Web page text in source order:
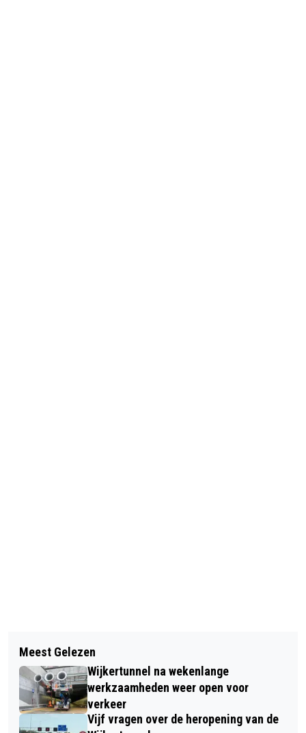
BIJZONDERE MOEDERDAGACTIE VOOR
STICHTING KIND & BRANDWOND
VERMISTE EN GEVONDEN DIEREN
Meest Gelezen
Wijkertunnel na wekenlange
werkzaamheden weer open voor
verkeer
Vijf vragen over de heropening van de